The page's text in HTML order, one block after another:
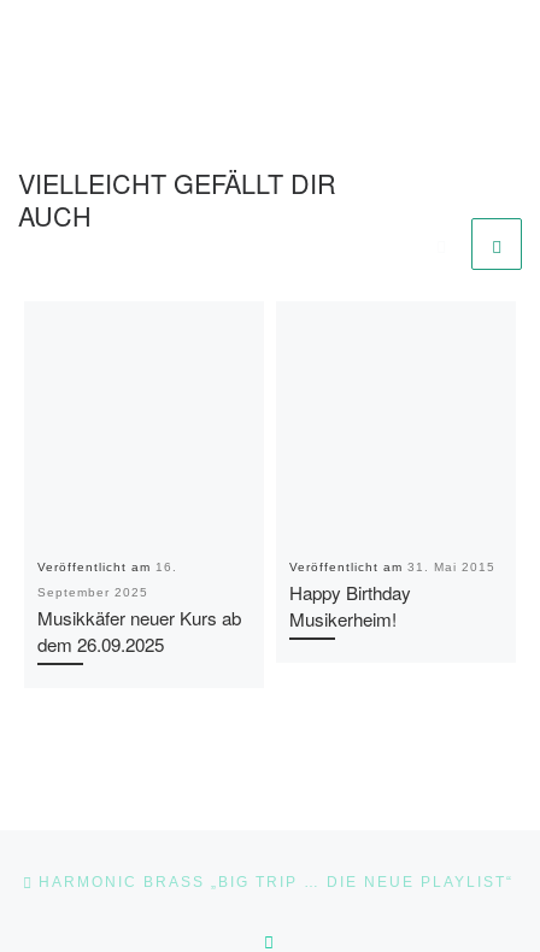
VIELLEICHT GEFÄLLT DIR
AUCH
Veröffentlicht am 16.
September 2025
Musikkäfer neuer Kurs ab
dem 26.09.2025
Veröffentlicht am 31. Mai 2015
Happy Birthday
Musikerheim!
Beitragsnavigation
HARMONIC BRASS „BIG TRIP … DIE NEUE PLAYLIST“